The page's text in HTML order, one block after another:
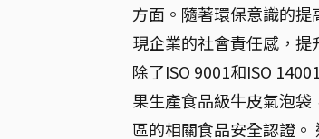
方面。隨著環保意識的
現企業的社會責任感，提
除了ISO 9001和ISO
果生產食品級牛皮氣泡
區的相關食品安全認證